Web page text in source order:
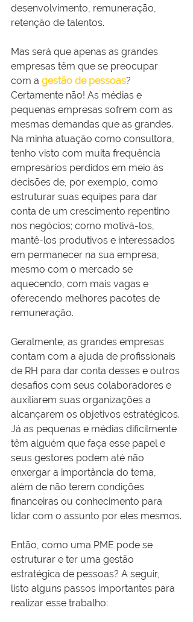
desenvolvimento, remuneração,
retenção de talentos.
Mas será que apenas as grandes
empresas têm que se preocupar
com a gestão de pessoas?
Certamente não! As médias e
pequenas empresas sofrem com as
mesmas demandas que as grandes.
Na minha atuação como consultora,
tenho visto com muita frequência
empresários perdidos em meio às
decisões de, por exemplo, como
estruturar suas equipes para dar
conta de um crescimento repentino
nos negócios; como motivá-los,
mantê-los produtivos e interessados
em permanecer na sua empresa,
mesmo com o mercado se
aquecendo, com mais vagas e
oferecendo melhores pacotes de
remuneração.
Geralmente, as grandes empresas
contam com a ajuda de profissionais
de RH para dar conta desses e outros
desafios com seus colaboradores e
auxiliarem suas organizações a
alcançarem os objetivos estratégicos.
Já as pequenas e médias dificilmente
têm alguém que faça esse papel e
seus gestores podem até não
enxergar a importância do tema,
além de não terem condições
financeiras ou conhecimento para
lidar com o assunto por eles mesmos.
Então, como uma PME pode se
estruturar e ter uma gestão
estratégica de pessoas? A seguir,
listo alguns passos importantes para
realizar esse trabalho: